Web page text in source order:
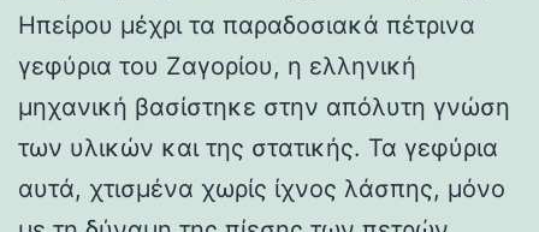
Ηπείρου μέχρι τα παραδοσιακά πέτρινα
γεφύρια του Ζαγορίου, η ελληνική
μηχανική βασίστηκε στην απόλυτη γνώση
των υλικών και της στατικής. Τα γεφύρια
αυτά, χτισμένα χωρίς ίχνος λάσπης, μόνο